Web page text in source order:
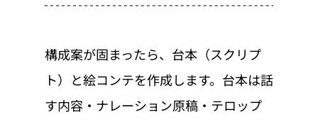
構成案が固まったら、台本（スクリプ
ト）と絵コンテを作成します。台本は話
す内容・ナレーション原稿・テロップ